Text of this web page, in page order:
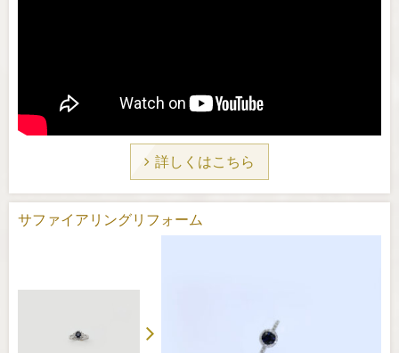
詳しくはこちら
サファイアリングリフォーム